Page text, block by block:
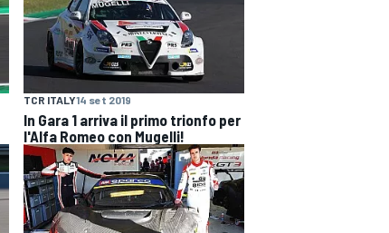
TCR ITALY14 set 2019
In Gara 1 arriva il primo trionfo per
l'Alfa Romeo con Mugelli!